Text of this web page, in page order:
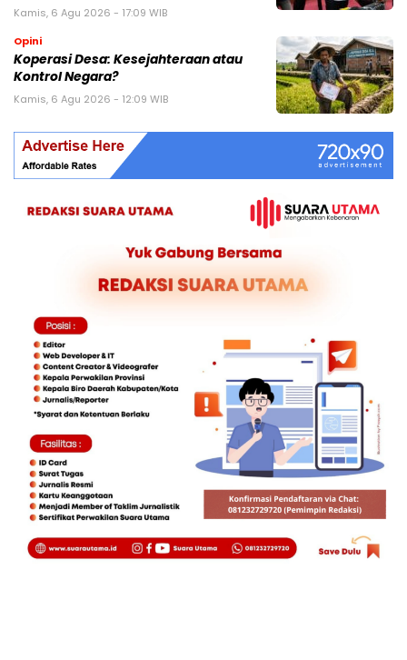
Kamis, 6 Agu 2026 - 17:09 WIB
Opini
Koperasi Desa: Kesejahteraan atau
Kontrol Negara?
Kamis, 6 Agu 2026 - 12:09 WIB